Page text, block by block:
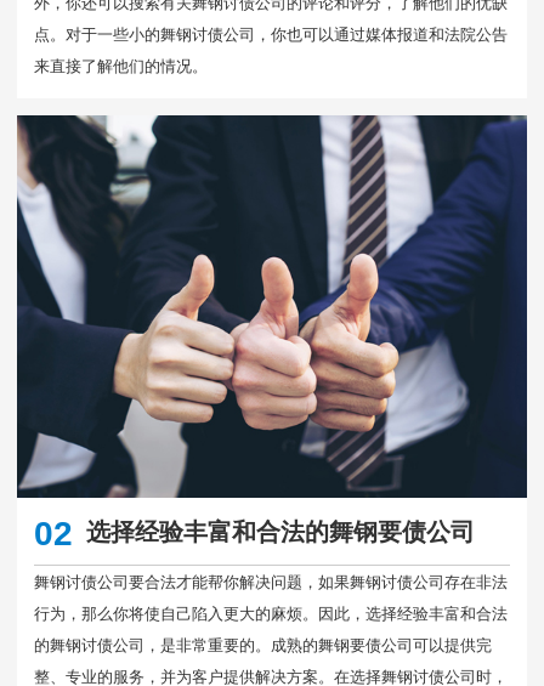
点。对于一些小的舞钢讨债公司，你也可以通过媒体报道和法院公告
来直接了解他们的情况。
02 选择经验丰富和合法的舞钢要债公司
舞钢讨债公司要合法才能帮你解决问题，如果舞钢讨债公司存在非法
行为，那么你将使自己陷入更大的麻烦。因此，选择经验丰富和合法
的舞钢讨债公司，是非常重要的。成熟的舞钢要债公司可以提供完
整、专业的服务，并为客户提供解决方案。在选择舞钢讨债公司时，